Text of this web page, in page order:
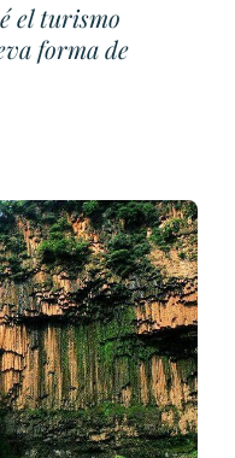
el turismo
forma de